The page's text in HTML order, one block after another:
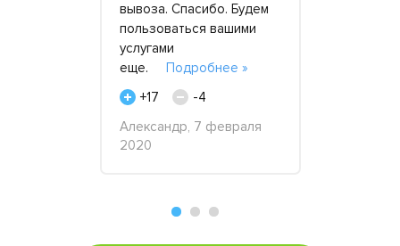
вывоза. Спасибо. Будем
пользоваться вашими
услугами
еще. Подробнее »
+17
-4
Александр, 7 февраля
2020